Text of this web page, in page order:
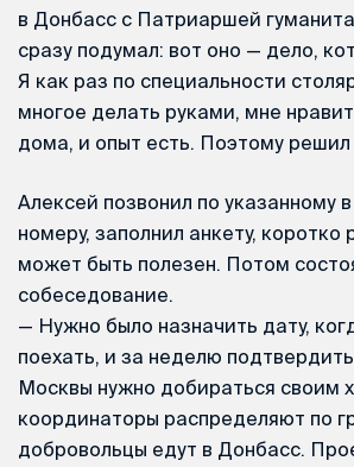
в Донбасс с Патриаршей
сразу подумал: вот оно — дело,
Я как раз по специальности
многое делать руками, мне
дома, и опыт есть. Поэтому решил
Алексей позвонил по указанному
номеру, заполнил анкету, коротко
может быть полезен. Потом
собеседование.
— Нужно было назначить дату,
поехать, и за неделю
Москвы нужно добираться своим
координаторы распределяют по
добровольцы едут в Донбасс.